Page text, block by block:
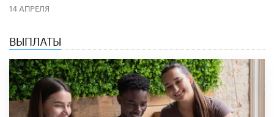
14 АПРЕЛЯ
ВЫПЛАТЫ